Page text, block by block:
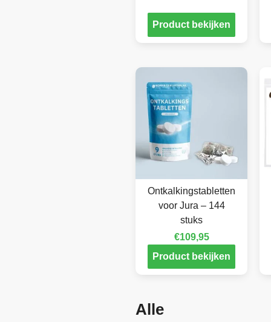
Product bekijken
Ontkalkingstabletten
voor Jura – 144
stuks
€109,95
Product bekijken
Alle